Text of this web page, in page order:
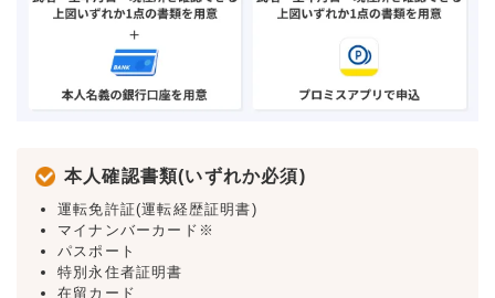
本人確認書類(いずれか必須)
運転免許証(運転経歴証明書)
マイナンバーカード※
パスポート
特別永住者証明書
在留カード